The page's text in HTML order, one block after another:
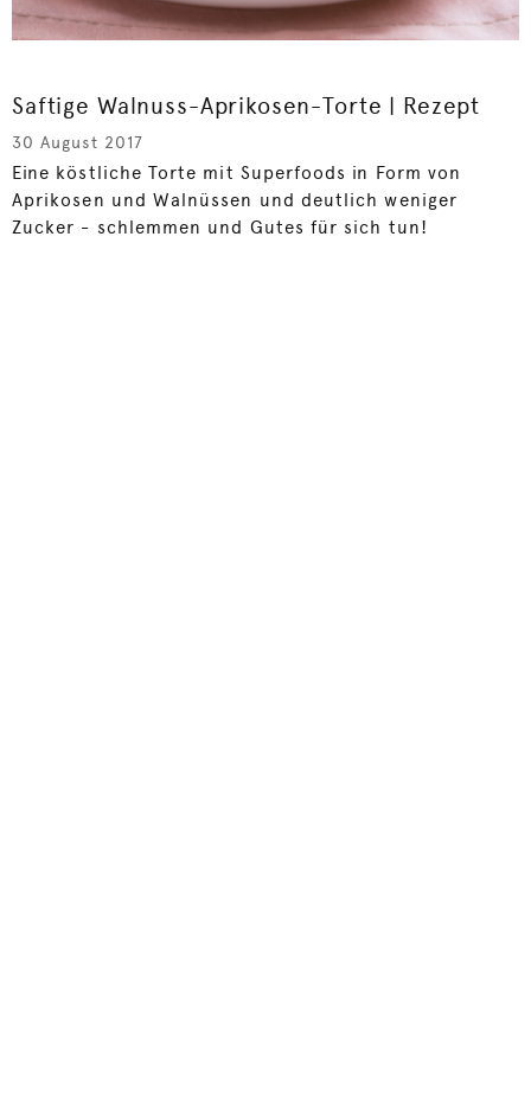
Saftige Walnuss-Aprikosen-Torte | Rezept
30 August 2017
Eine köstliche Torte mit Superfoods in Form von
Aprikosen und Walnüssen und deutlich weniger
Zucker - schlemmen und Gutes für sich tun!